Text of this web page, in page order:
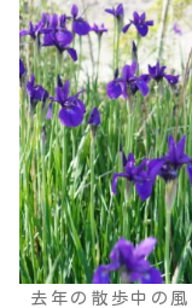
去年の散歩中の